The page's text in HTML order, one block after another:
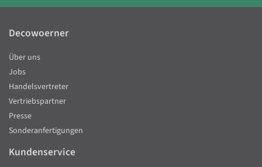
Decowoerner
Über uns
Jobs
Handelsvertreter
Vertriebspartner
Presse
Sonderanfertigungen
Kundenservice